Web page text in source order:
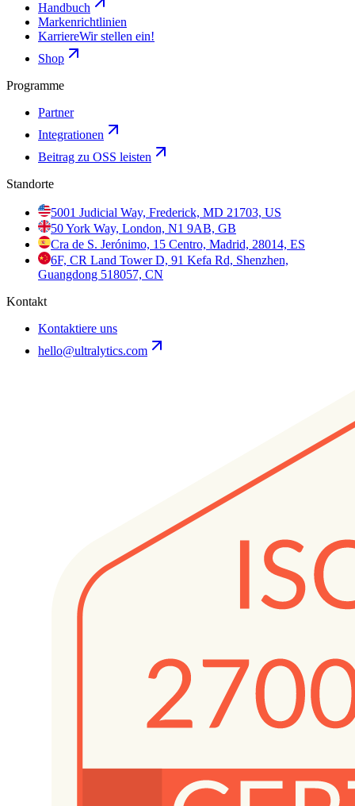
Handbuch
Markenrichtlinien
KarriereWir stellen ein!
Shop
Programme
Partner
Integrationen
Beitrag zu OSS leisten
Standorte
5001 Judicial Way, Frederick, MD 21703, US
50 York Way, London, N1 9AB, GB
Cra de S. Jerónimo, 15 Centro, Madrid, 28014, ES
6F, CR Land Tower D, 91 Kefa Rd, Shenzhen,
Guangdong 518057, CN
Kontakt
Kontaktiere uns
hello@ultralytics.com